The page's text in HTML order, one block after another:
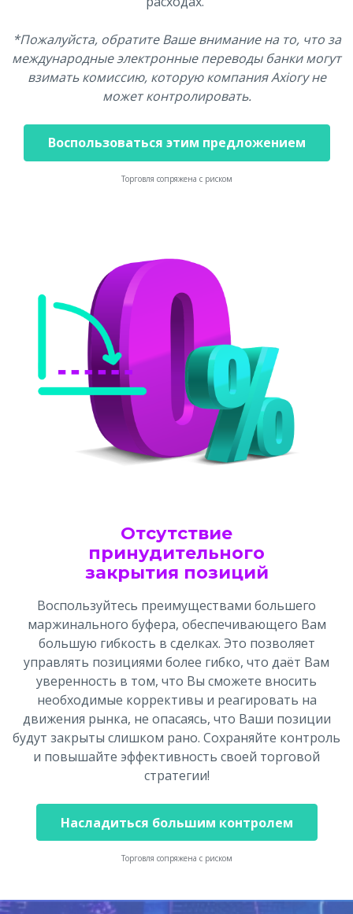
*Пожалуйста, обратите Ваше внимание на то, что за
международные электронные переводы банки могут
взимать комиссию, которую компания Axiory не
может контролировать.
Воспользоваться этим предложением
Торговля сопряжена с риском
Отсутствие
принудительного
закрытия позиций
Воспользуйтесь преимуществами большего
маржинального буфера, обеспечивающего Вам
большую гибкость в сделках. Это позволяет
управлять позициями более гибко, что даёт Вам
уверенность в том, что Вы сможете вносить
необходимые коррективы и реагировать на
движения рынка, не опасаясь, что Ваши позиции
будут закрыты слишком рано. Сохраняйте контроль
и повышайте эффективность своей торговой
стратегии!
Насладиться большим контролем
Торговля сопряжена с риском